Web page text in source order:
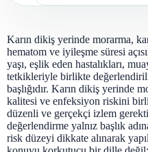
Karın dikiş yerinde morarma,
hematom ve iyileşme süresi
yaşı, eşlik eden hastalıkları,
tetkikleriyle birlikte
başlığıdır. Karın dikiş yerinde
kalitesi ve enfeksiyon riskini
düzenli ve gerçekçi izlem
değerlendirme yalnız başlık
risk düzeyi dikkate alınarak